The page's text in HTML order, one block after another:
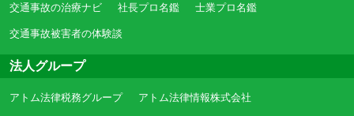
交通事故の治療ナビ 社長プロ名鑑 士業プロ名鑑
交通事故被害者の体験談
法人グループ
アトム法律税務グループ アトム法律情報株式会社